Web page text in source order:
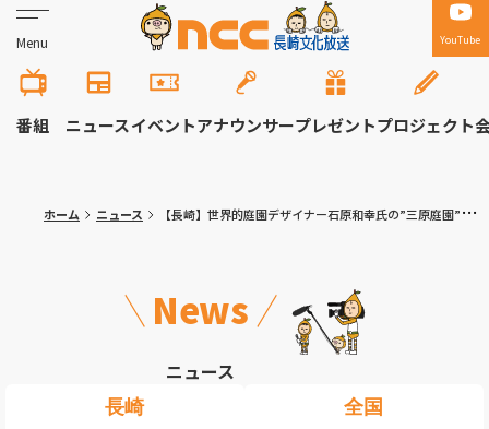
Menu YouTube
番組 ニュースイベントアナウンサープレゼントプロジェクト
ホーム ニュース 【長崎】世界的庭園デザイナー石原和幸氏の”三原庭園”外国語版サイトを大学生が制作｢アメリカの友達に来てほしい｣
News
ニュース
長崎 全国